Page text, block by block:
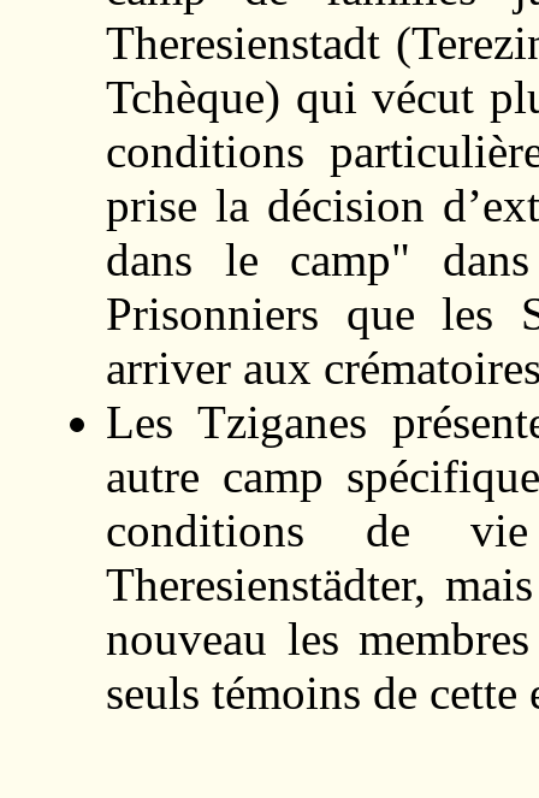
Theresienstadt
Tchèque) qui vécut
conditions
prise la décision
dans le camp"
Prisonniers que les
arriver aux
Les Tziganes
autre camp
conditions de
Theresienstädter,
nouveau les
seuls témoins de